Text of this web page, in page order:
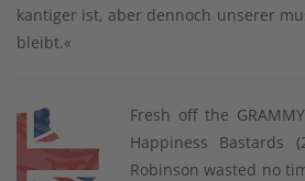
kantiger ist, aber dennoch unserer
bleibt.«
Fresh off the
Happiness Bastards
Robinson wasted no